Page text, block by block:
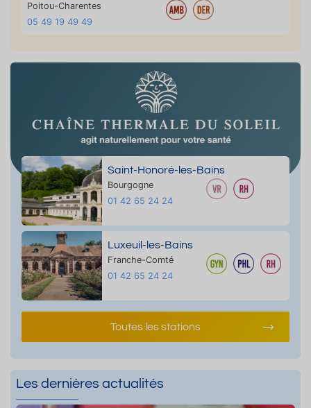
Poitou-Charentes
05 49 19 49 49
Saint-Honoré-les-Bains
Bourgogne
01 42 65 24 24
Luxeuil-les-Bains
Franche-Comté
01 42 65 24 24
Toutes les stations
Les dernières actualités